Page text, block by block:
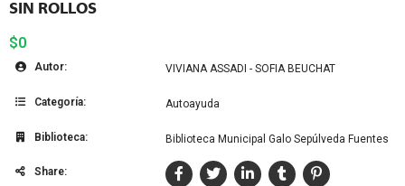
SIN ROLLOS
$0
Autor: VIVIANA ASSADI - SOFIA BEUCHAT
Categoría: Autoayuda
Biblioteca: Biblioteca Municipal Galo Sepúlveda Fuentes
Share: